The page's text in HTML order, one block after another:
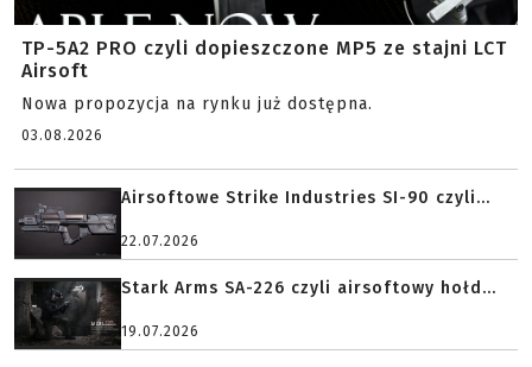
TP-5A2 PRO czyli dopieszczone MP5 ze stajni LCT
Airsoft
Nowa propozycja na rynku już dostępna.
03.08.2026
Airsoftowe Strike Industries SI-90 czyli...
22.07.2026
Stark Arms SA-226 czyli airsoftowy hołd...
19.07.2026